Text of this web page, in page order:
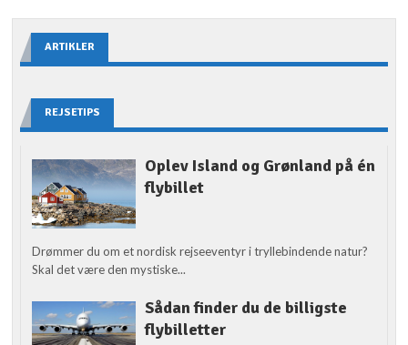
ARTIKLER
REJSETIPS
Oplev Island og Grønland på én
flybillet
Drømmer du om et nordisk rejseeventyr i tryllebindende natur?
Skal det være den mystiske...
Sådan finder du de billigste
flybilletter